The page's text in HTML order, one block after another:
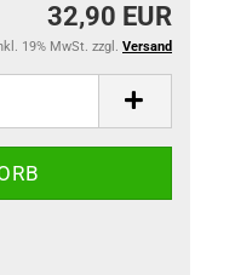
32,90 EUR
19% MwSt. zzgl. Versand